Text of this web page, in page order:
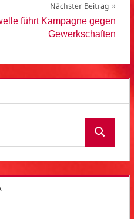
Nächster Beitrag
führt Kampagne gegen
Gewerkschaften
Suchen